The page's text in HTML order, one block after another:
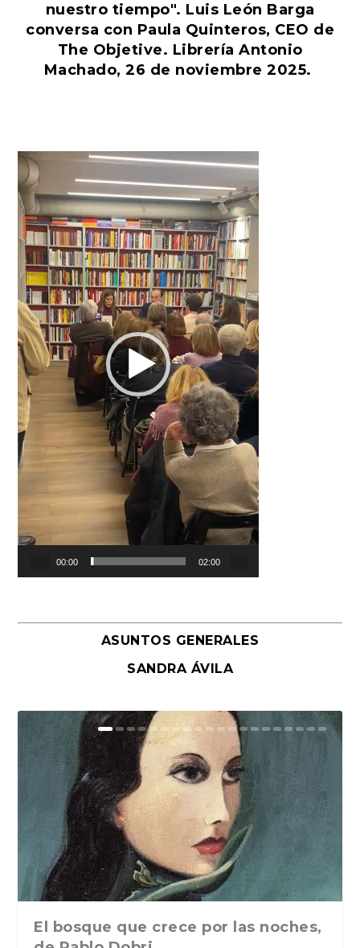
nuestro tiempo". Luis León Barga
conversa con Paula Quinteros, CEO de
The Objetive. Librería Antonio
Machado, 26 de noviembre 2025.
Reproductor
de
vídeo
00:00 02:00
ASUNTOS GENERALES
SANDRA ÁVILA
El bosque que crece por las noches,